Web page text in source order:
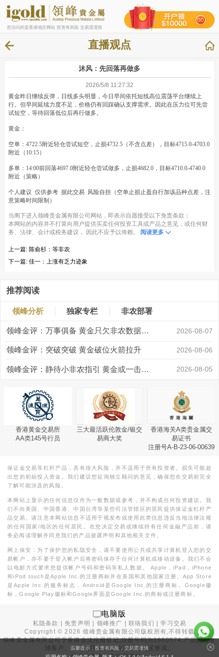
您访问的是香港地区网站 投资有风险 交易需谨慎
直播观点
沐风：先回落再做多
2026/5/8 11:27:32
黄金昨日继续反弹，日线多头明显，今日早间依托短线高位震荡平台继续上
行。但早间延续力度不足，价格仍有回踩确认支撑需求。因此在压力位可先尝
试短空，等待回落低位后再行做多。
黄金：
空单：4722.5附近轻仓尝试短空，止损4732.5（不含点差），目标4715.0-4703.0
附近（10:15）
多单：14:00前回落4697.0附近轻仓尝试做多，止损4682.0，目标4710.0-4740.0
附近（策略）
个人建议 仅供参考 据此交易 风险自担（空单止损止盈自行加该品种点差，注
意策略时间限制）
当阁下进入领峰贵金属有限公司网站，即表示自愿接受以下免责条款：
本网站的内容并不打算向用户提供买卖任何投资工具或产品之意见，或任何财
务、法律、会计或税务建议， 因此不应予以倚赖。
阅读更多
上一篇: 陈俞杉：等非农
下一篇: 佳一：上涨有乏力迹象
推荐阅读
领峰分析 独家专栏 非农部署
领峰金评：万事俱备 黄金只欠非农数据“东风” 2026-08-07
领峰金评：突破突破 黄金破位火箭拉升 2026-08-06
领峰金评：静待小非农指引 黄金或一击破局 2026-08-05
香港黄金交易所
AA类145号行员
三大最活跃伦敦金/银交
易商大奖
香港海关A类贵金属交
易证书
注册号A-B-23-06-00639
保证金交易等杠杆产品，具有很大风险，并不适用于所有投资者。损失可能超
出您的初始投入资金。我们建议您征询独立顾问的意见，确保您在交易前完全
了解可能涉及的风险。
本网站上显示的任何信息仅作为一般数据或参考，并不构成任何投资建议。我
们不向美国、中国香港、中国台湾等某些司法管辖区的居民提供保证金杠杆产
品交易。请注意本网站信息不适用于视发布或使用此类信息违反当地法律法规
的任何国家/地区的任何居民。在您决定交易或继续持有任何金融产品前，请
务必阅读理解并同意我们的产品披露声明和其他相关文件。
网上保安：为了保护您的私隐安全，请不要使用公共或共享计算机登入您的交
易帐户，亦不要于登入帐户后将密码保存于任何计算机或移动设备。我们不会
以电邮方式要求您提供帐户号码和密码等私人数据。 Apple，iPad，iPhone
和iPod touch是Apple Inc.的注册商标并在美国和其他国家注册。App Store
是Apple Inc.的服务标志，Android是Google Inc.的注册商标。Google徽
标，Google Play徽标和Google界面是Google Inc.的商标或注册商标。
电脑版
私隐条款 |免责声明 领峰推广 |联络我们 |学习交易
Copyright ©2026 领峰贵金属有限公司版权所有,不得转载
领峰贵金属有限公司于香港合法注册登记,注册号码为1660574,产品面向全
球客户。本站内所有内容均为香港地区资讯。
温馨提示：投资有风险，交易需谨慎